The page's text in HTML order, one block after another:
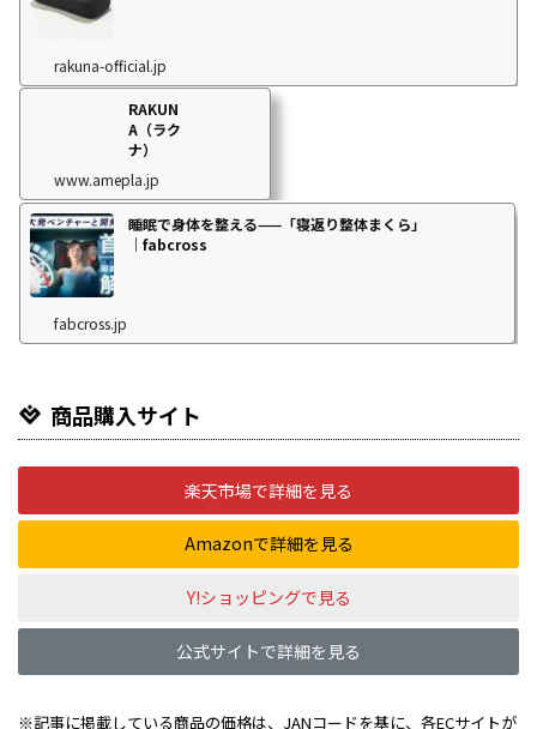
rakuna-official.jp
RAKUN
A（ラク
ナ）
www.amepla.jp
睡眠で身体を整える——「寝返り整体まくら」
｜fabcross
fabcross.jp
商品購入サイト
楽天市場で詳細を見る
Amazonで詳細を見る
Y!ショッピングで見る
公式サイトで詳細を見る
※記事に掲載している商品の価格は、JANコードを基に、各ECサイトが